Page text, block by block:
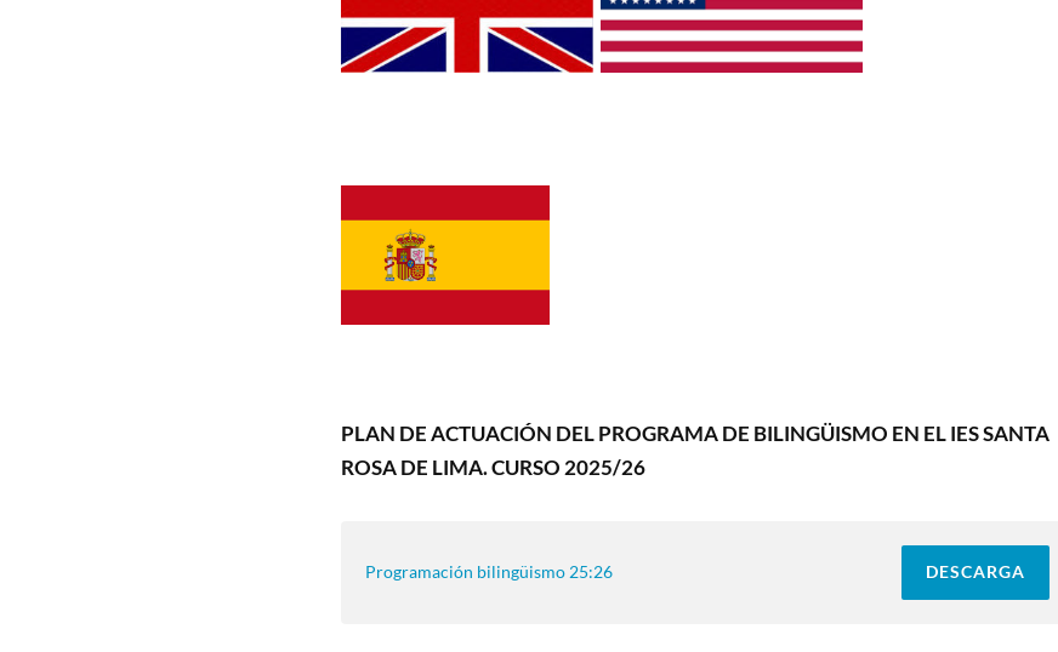
PLAN DE ACTUACIÓN DEL PROGRAMA DE BILINGÜISMO EN EL IES SANTA
ROSA DE LIMA. CURSO 2025/26
Programación bilingüismo 25:26 DESCARGA